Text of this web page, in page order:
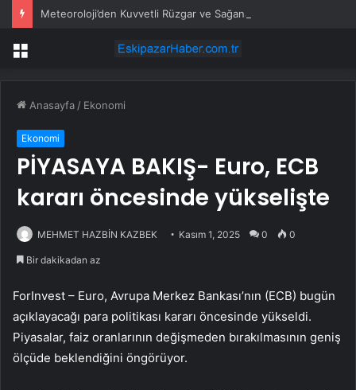
Meteoroloji’den Kuvvetli Rüzgar ve Sağanak Uyarısı
Menü
Anasayfa / Ekonomi
Ekonomi
PİYASAYA BAKIŞ- Euro, ECB
kararı öncesinde yükselişte
MEHMET HAZBİN KAZBEK Kasım 1, 2025 0 0
Bir dakikadan az
ForInvest – Euro, Avrupa Merkez Bankası’nın (ECB) bugün
açıklayacağı para politikası kararı öncesinde yükseldi.
Piyasalar, faiz oranlarının değişmeden bırakılmasının geniş
ölçüde beklendiğini öngörüyor.